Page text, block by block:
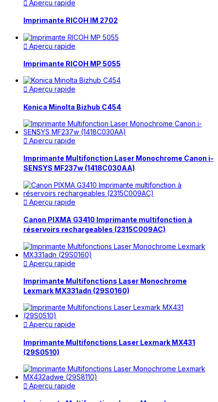
 Aperçu rapide
Imprimante RICOH IM 2702
 Aperçu rapide
Imprimante RICOH MP 5055
 Aperçu rapide
Konica Minolta Bizhub C454
 Aperçu rapide
Imprimante Multifonction Laser Monochrome Canon i-
SENSYS MF237w (1418C030AA)
 Aperçu rapide
Canon PIXMA G3410 Imprimante multifonction à
réservoirs rechargeables (2315C009AC)
 Aperçu rapide
Imprimante Multifonctions Laser Monochrome
Lexmark MX331adn (29S0160)
 Aperçu rapide
Imprimante Multifonctions Laser Lexmark MX431
(29S0510)
 Aperçu rapide